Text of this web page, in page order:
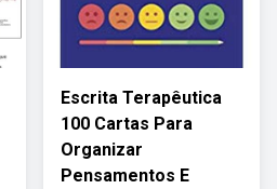
Escrita Terapêutica
100 Cartas Para
Organizar
Pensamentos E